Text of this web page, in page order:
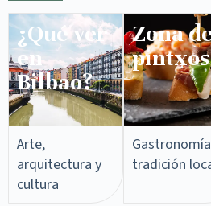
¿Qué ver
en
Bilbao?
Arte,
arquitectura y
cultura
Zona
pintxos​
tradición